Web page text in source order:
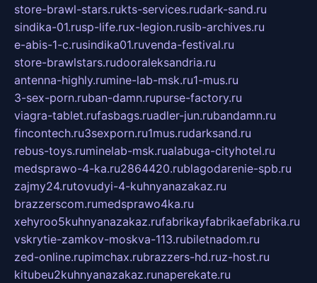
store-brawl-stars.rukts-services.rudark-sand.ru
sindika-01.rusp-life.rux-legion.rusib-archives.ru
e-abis-1-c.rusindika01.ruvenda-festival.ru
store-brawlstars.rudooraleksandria.ru
antenna-highly.rumine-lab-msk.ru1-mus.ru
3-sex-porn.ruban-damn.rupurse-factory.ru
viagra-tablet.rufasbags.ruadler-jun.rubandamn.ru
fincontech.ru3sexporn.ru1mus.rudarksand.ru
rebus-toys.ruminelab-msk.rualabuga-cityhotel.ru
medsprawo-4-ka.ru2864420.rublagodarenie-spb.ru
zajmy24.rutovudyi-4-kuhnyanazakaz.ru
brazzerscom.rumedsprawo4ka.ru
xehyroo5kuhnyanazakaz.rufabrikayfabrikaefabrika.ru
vskrytie-zamkov-moskva-113.rubiletnadom.ru
zed-online.rupimchax.rubrazzers-hd.ruz-host.ru
kitubeu2kuhnyanazakaz.runaperekate.ru